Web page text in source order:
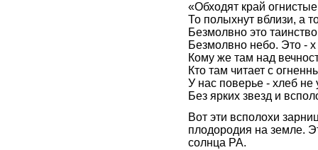
«Обходят край
То полыхнут вблизи, а
Безмолвно это
Безмолвно небо. Это -
Кому же там над
Кто там читает с
У нас поверье - хлеб не
Без ярких звезд и
Вот эти всполохи
плодородия на земле.
солнца РА.